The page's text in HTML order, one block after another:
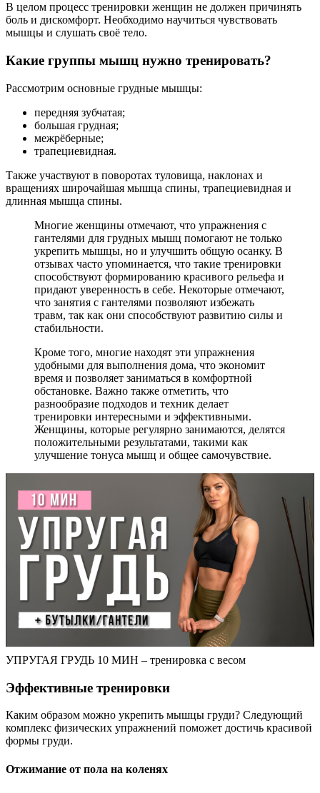
В целом процесс тренировки женщин не должен причинять
боль и дискомфорт. Необходимо научиться чувствовать
мышцы и слушать своё тело.
Какие группы мышц нужно тренировать?
Рассмотрим основные грудные мышцы:
передняя зубчатая;
большая грудная;
межрёберные;
трапециевидная.
Также участвуют в поворотах туловища, наклонах и
вращениях широчайшая мышца спины, трапециевидная и
длинная мышца спины.
Многие женщины отмечают, что упражнения с
гантелями для грудных мышц помогают не только
укрепить мышцы, но и улучшить общую осанку. В
отзывах часто упоминается, что такие тренировки
способствуют формированию красивого рельефа и
придают уверенность в себе. Некоторые отмечают,
что занятия с гантелями позволяют избежать
травм, так как они способствуют развитию силы и
стабильности.
Кроме того, многие находят эти упражнения
удобными для выполнения дома, что экономит
время и позволяет заниматься в комфортной
обстановке. Важно также отметить, что
разнообразие подходов и техник делает
тренировки интересными и эффективными.
Женщины, которые регулярно занимаются, делятся
положительными результатами, такими как
улучшение тонуса мышц и общее самочувствие.
УПРУГАЯ ГРУДЬ 10 МИН – тренировка с весом
Эффективные тренировки
Каким образом можно укрепить мышцы груди? Следующий
комплекс физических упражнений поможет достичь красивой
формы груди.
Отжимание от пола на коленях